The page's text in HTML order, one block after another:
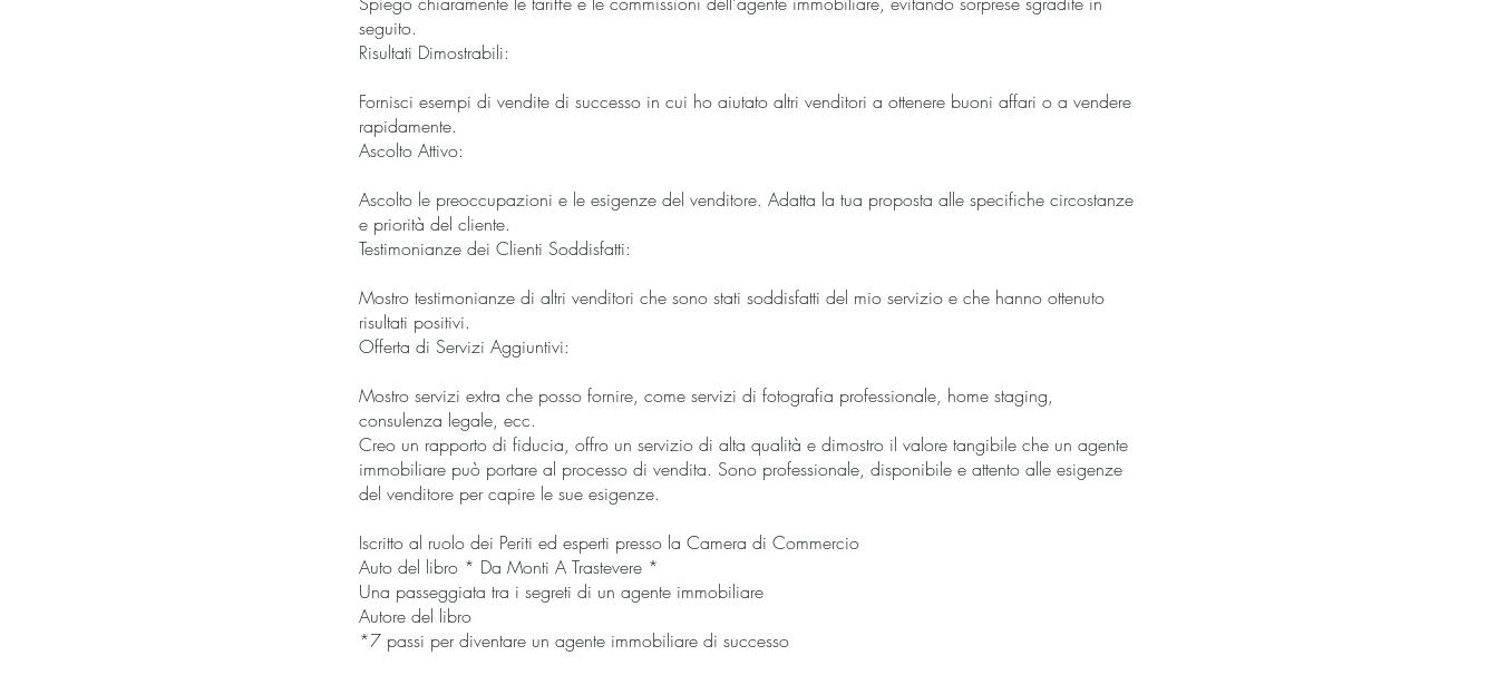
seguito.
Risultati Dimostrabili:
Fornisci esempi di vendite di successo in cui ho aiutato altri venditori a ottenere buoni affari o a vendere
rapidamente.
Ascolto Attivo:
Ascolto le preoccupazioni e le esigenze del venditore. Adatta la tua proposta alle specifiche circostanze
e priorità del cliente.
Testimonianze dei Clienti Soddisfatti:
Mostro testimonianze di altri venditori che sono stati soddisfatti del mio servizio e che hanno ottenuto
risultati positivi.
Offerta di Servizi Aggiuntivi:
Mostro servizi extra che posso fornire, come servizi di fotografia professionale, home staging,
consulenza legale, ecc.
Creo un rapporto di fiducia, offro un servizio di alta qualità e dimostro il valore tangibile che un agente
immobiliare può portare al processo di vendita. Sono professionale, disponibile e attento alle esigenze
del venditore per capire le sue esigenze.
Iscritto al ruolo dei Periti ed esperti presso la Camera di Commercio
Auto del libro * Da Monti A Trastevere *
Una passeggiata tra i segreti di un agente immobiliare
Autore del libro
*7 passi per diventare un agente immobiliare di successo